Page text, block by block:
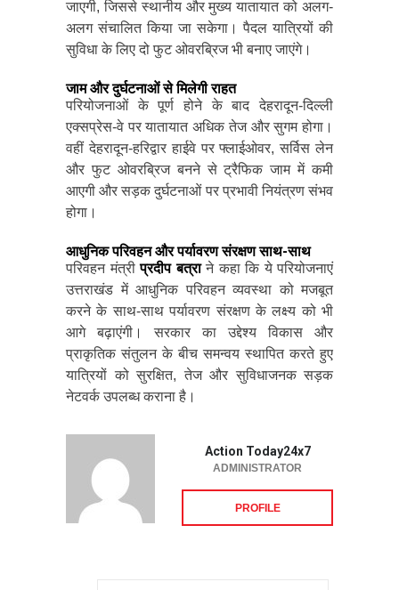
जाएगी, जिससे स्थानीय और मुख्य यातायात को अलग-
अलग संचालित किया जा सकेगा। पैदल यात्रियों की
सुविधा के लिए दो फुट ओवरब्रिज भी बनाए जाएंगे।
जाम और दुर्घटनाओं से मिलेगी राहत
परियोजनाओं के पूर्ण होने के बाद देहरादून-दिल्ली
एक्सप्रेस-वे पर यातायात अधिक तेज और सुगम होगा।
वहीं देहरादून-हरिद्वार हाईवे पर फ्लाईओवर, सर्विस लेन
और फुट ओवरब्रिज बनने से ट्रैफिक जाम में कमी
आएगी और सड़क दुर्घटनाओं पर प्रभावी नियंत्रण संभव
होगा।
आधुनिक परिवहन और पर्यावरण संरक्षण साथ-साथ
परिवहन मंत्रीप्रदीप बत्राने कहा कि ये परियोजनाएं
उत्तराखंड में आधुनिक परिवहन व्यवस्था को मजबूत
करने के साथ-साथ पर्यावरण संरक्षण के लक्ष्य को भी
आगे बढ़ाएंगी। सरकार का उद्देश्य विकास और
प्राकृतिक संतुलन के बीच समन्वय स्थापित करते हुए
यात्रियों को सुरक्षित, तेज और सुविधाजनक सड़क
नेटवर्क उपलब्ध कराना है।
Action Today24x7
ADMINISTRATOR
PROFILE